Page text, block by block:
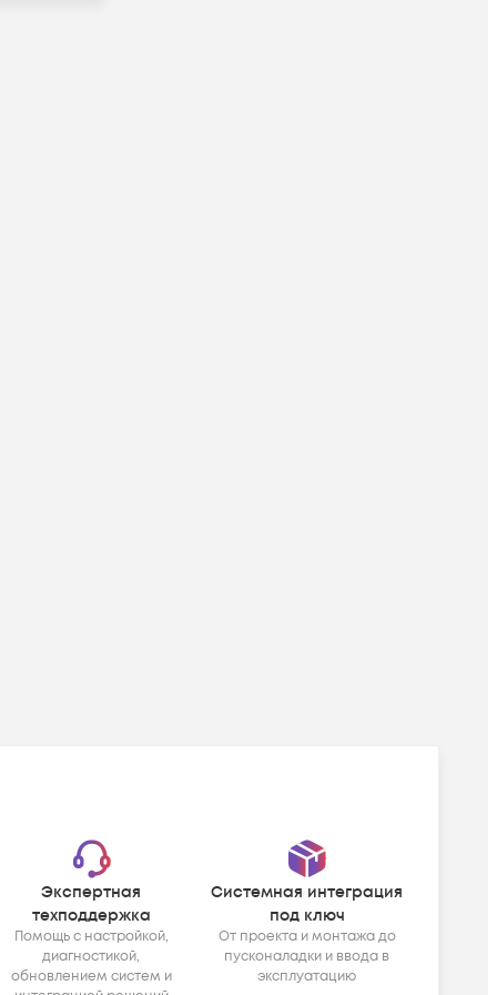
Экспертная
техподдержка
Помощь с настройкой,
диагностикой,
обновлением систем и
Системная интеграция
под ключ
От проекта и монтажа до
пусконаладки и ввода в
эксплуатацию